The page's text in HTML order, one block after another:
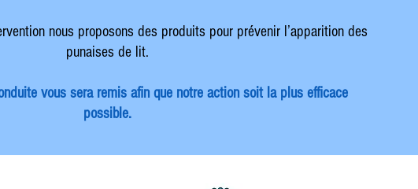
nous proposons des produits pour prévenir l’apparition des
punaises de lit.
vous sera remis afin que notre action soit la plus efficace
possible.